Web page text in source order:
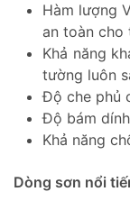
Hàm lượng
an toàn cho
Khả năng
tường luôn
Độ che phủ
Độ bám
Khả năng
Dòng sơn nổi